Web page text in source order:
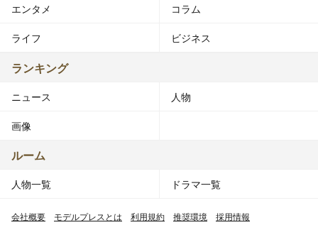
エンタメ コラム
ライフ ビジネス
ランキング
ニュース 人物
画像
ルーム
人物一覧 ドラマ一覧
会社概要 モデルプレスとは 利用規約 推奨環境 採用情報